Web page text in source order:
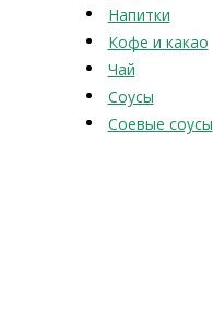
Напитки
Кофе и какао
Чай
Соусы
Соевые соусы